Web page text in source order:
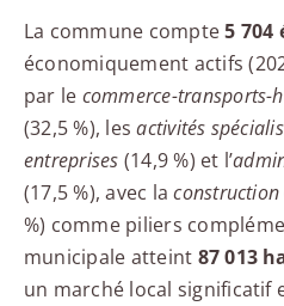
La commune compte5
économiquement actifs
par le commerce-transports-
(32,5 %), lesactivités
entreprises (14,9 %) et l’
(17,5 %), avec laconstruction
%) comme piliers
municipale atteint 87 013
un marché local significatif